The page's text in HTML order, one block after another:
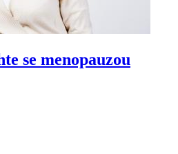
se menopauzou